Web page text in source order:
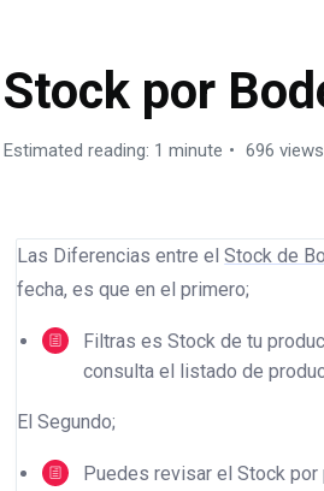
Stock por
Estimated reading: 1 minute 696 views
Las Diferencias entre elStock de
fecha, es que en el primero;
Filtras es Stock de tu
consulta el listado de
El Segundo;
Puedes revisar el Stock